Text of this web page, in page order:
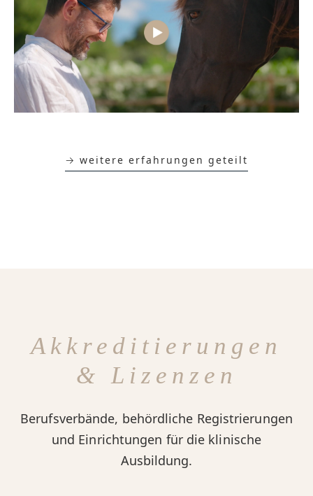
→ weitere erfahrungen geteilt
Akkreditierungen
& Lizenzen
Berufsverbände, behördliche Registrierungen
und Einrichtungen für die klinische
Ausbildung.